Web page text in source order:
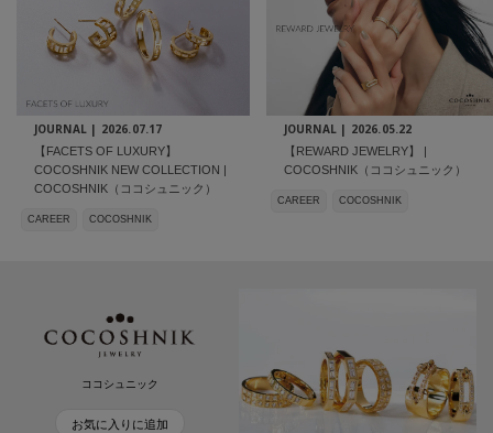
JOURNAL | 2026.07.17
【FACETS OF LUXURY】
COCOSHNIK NEW COLLECTION |
COCOSHNIK（ココシュニック）
CAREER COCOSHNIK
JOURNAL | 2026.05.22
【REWARD JEWELRY】 |
COCOSHNIK（ココシュニック）
CAREER COCOSHNIK
ココシュニック
お気に入りに追加